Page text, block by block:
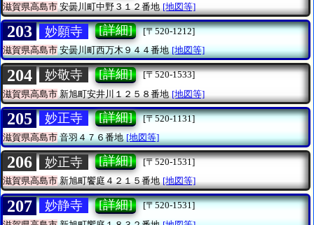
滋賀県高島市 安曇川町中野３１２番地 [地図等]
203 妙願寺 [詳細]
[〒520-1212]
滋賀県高島市安曇川町西万木９４４番地 [地図等]
204 妙敬寺 [詳細]
[〒520-1533]
滋賀県高島市 新旭町安井川１２５８番地 [地図等]
205 妙正寺 [詳細]
[〒520-1131]
滋賀県高島市音羽４７６番地 [地図等]
206 妙正寺 [詳細]
[〒520-1531]
滋賀県高島市新旭町饗庭４２１５番地 [地図等]
207 妙静寺 [詳細]
[〒520-1531]